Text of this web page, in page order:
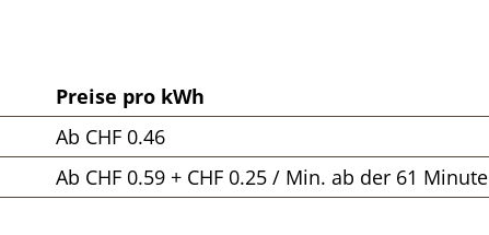
Preise pro kWh
Ab CHF 0.46
Ab CHF 0.59 + CHF 0.25 / Min. ab der 61 Minute